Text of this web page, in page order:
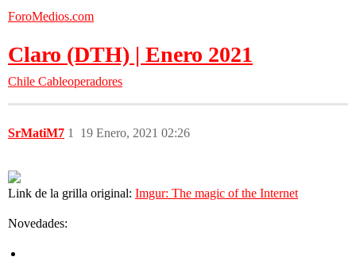
ForoMedios.com
Claro (DTH) | Enero 2021
Chile Cableoperadores
SrMatiM7 19 Enero, 2021 02:26
1
Link de la grilla original: Imgur: The magic of the Internet
Novedades: